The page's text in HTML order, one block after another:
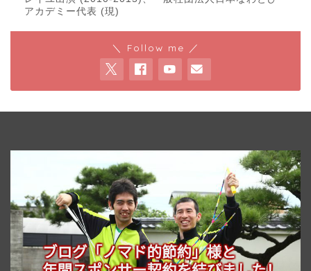
アカデミー代表 (現)
＼ Follow me ／